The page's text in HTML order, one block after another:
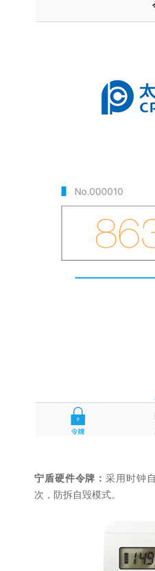
宁盾硬件令牌：采用时钟
次，防拆自毁模式。